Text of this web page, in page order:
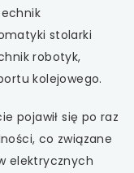
stolarki
robotyk,
kolejowego.
pojawił się po raz
co związane
elektrycznych